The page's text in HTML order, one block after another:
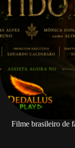
Filme brasileiro de